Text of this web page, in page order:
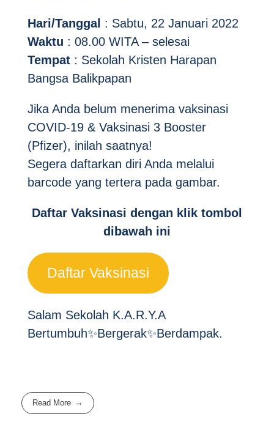
Hari/Tanggal : Sabtu, 22 Januari 2022
Waktu : 08.00 WITA – selesai
Tempat : Sekolah Kristen Harapan
Bangsa Balikpapan
Jika Anda belum menerima vaksinasi
COVID-19 & Vaksinasi 3 Booster
(Pfizer), inilah saatnya!
Segera daftarkan diri Anda melalui
barcode yang tertera pada gambar.
Daftar Vaksinasi dengan klik tombol
dibawah ini
Daftar Vaksinasi
Salam Sekolah K.A.R.Y.A
Bertumbuh✨Bergerak✨Berdampak.
Read More